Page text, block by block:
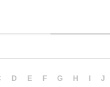
D E F G H J